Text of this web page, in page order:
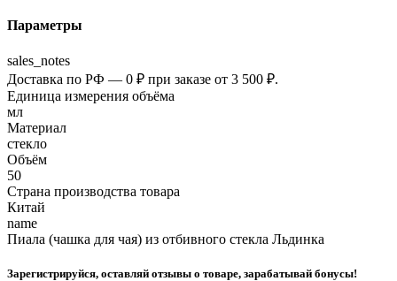
Параметры
sales_notes
Доставка по РФ — 0 ₽ при заказе от 3 500 ₽.
Единица измерения объёма
мл
Материал
стекло
Объём
50
Страна производства товара
Китай
name
Пиала (чашка для чая) из отбивного стекла Льдинка
Зарегистрируйся, оставляй отзывы о товаре, зарабатывай бонусы!